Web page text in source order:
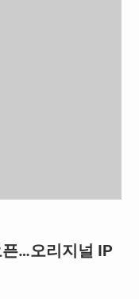
픈…오리지널 IP